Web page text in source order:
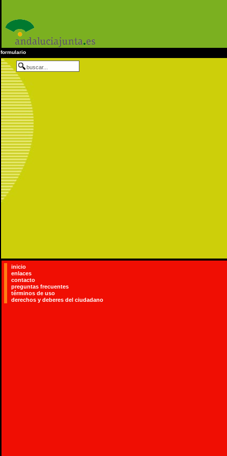
formulario
inicio
enlaces
contacto
preguntas frecuentes
términos de uso
derechos y deberes del ciudadano